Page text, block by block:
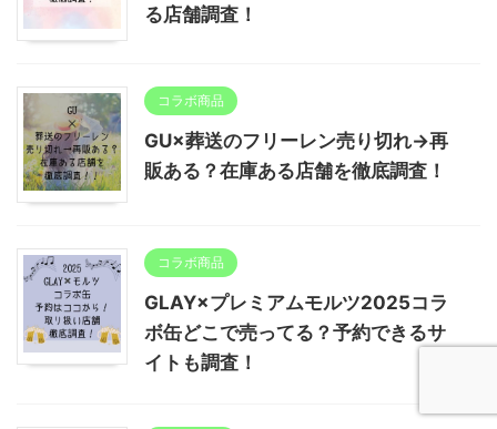
る店舗調査！
コラボ商品
GU×葬送のフリーレン売り切れ→再
販ある？在庫ある店舗を徹底調査！
コラボ商品
GLAY×プレミアムモルツ2025コラ
ボ缶どこで売ってる？予約できるサ
イトも調査！